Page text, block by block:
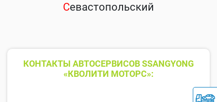
Севастопольский
КОНТАКТЫ АВТОСЕРВИСОВ SSANGYONG
«КВОЛИТИ МОТОРС»: